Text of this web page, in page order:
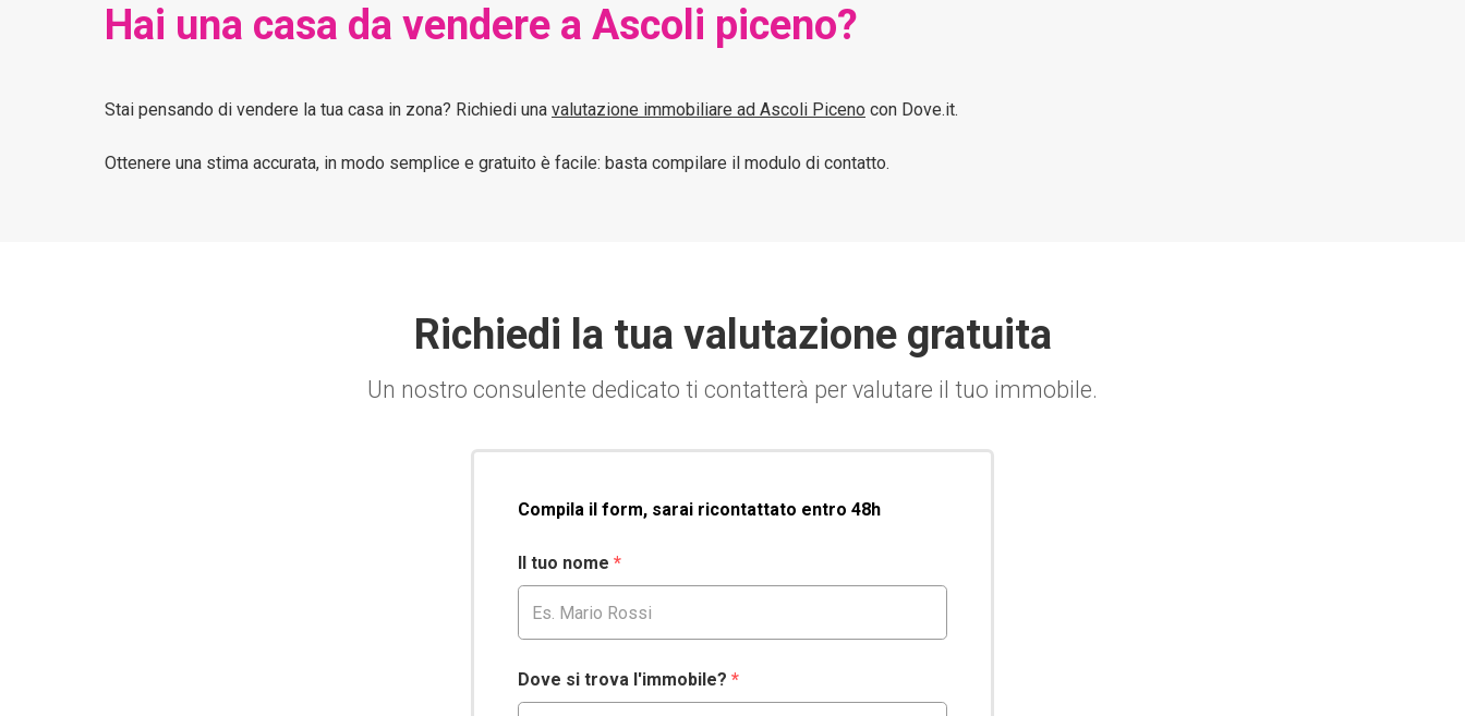
Hai una casa da vendere a Ascoli piceno?
Stai pensando di vendere la tua casa in zona? Richiedi una valutazione immobiliare ad Ascoli Piceno con Dove.it.
Ottenere una stima accurata, in modo semplice e gratuito è facile: basta compilare il modulo di contatto.
Richiedi la tua valutazione gratuita
Un nostro consulente dedicato ti contatterà per valutare il tuo immobile.
Compila il form, sarai ricontattato entro 48h
Il tuo nome *
Dove si trova l'immobile? *